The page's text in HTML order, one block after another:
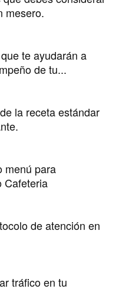
mesero.
te ayudarán a
de tu...
la receta estándar
menú para
Cafeteria
de atención en
tráfico en tu